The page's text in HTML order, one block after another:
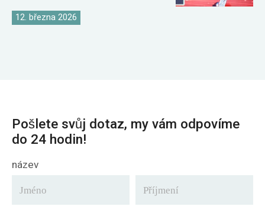
12. března 2026
Pošlete svůj dotaz, my vám odpovíme
do 24 hodin!
název